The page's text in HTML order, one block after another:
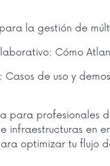
la gestión de
Cómo
Casos de uso y
para profesionales
infraestructuras en
optimizar tu flujo